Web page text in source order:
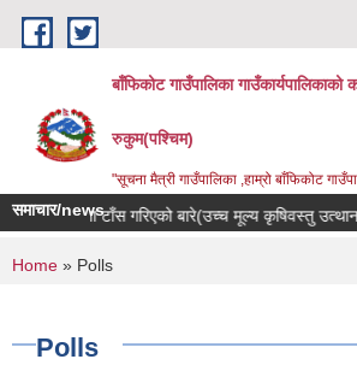
Skip to main content
बाँफिकोट गाउँपालिका गाउँकार्यपालिकाको
रुकुम(पश्चिम)
"सूचना मैत्री गाउँपालिका ,हाम्रो बाँफिकोट
समाचार/news
सूचना टाँस गरिएको बारे(उच्च मूल्य कृषिवस्तु
You are here
Home » Polls
Polls